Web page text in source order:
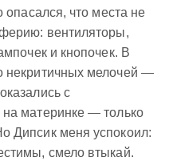
опасался, что места не
вентиляторы,
и кнопочек. В
некритичных мелочей —
с
материнке — только
Дипсик меня успокоил:
смело втыкай.